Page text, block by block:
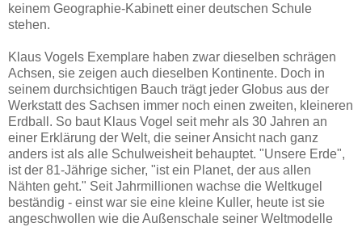
keinem Geographie-Kabinett einer deutschen Schule
stehen.
Klaus Vogels Exemplare haben zwar dieselben schrägen
Achsen, sie zeigen auch dieselben Kontinente. Doch in
seinem durchsichtigen Bauch trägt jeder Globus aus der
Werkstatt des Sachsen immer noch einen zweiten, kleineren
Erdball. So baut Klaus Vogel seit mehr als 30 Jahren an
einer Erklärung der Welt, die seiner Ansicht nach ganz
anders ist als alle Schulweisheit behauptet. "Unsere Erde",
ist der 81-Jährige sicher, "ist ein Planet, der aus allen
Nähten geht." Seit Jahrmillionen wachse die Weltkugel
beständig - einst war sie eine kleine Kuller, heute ist sie
angeschwollen wie die Außenschale seiner Weltmodelle